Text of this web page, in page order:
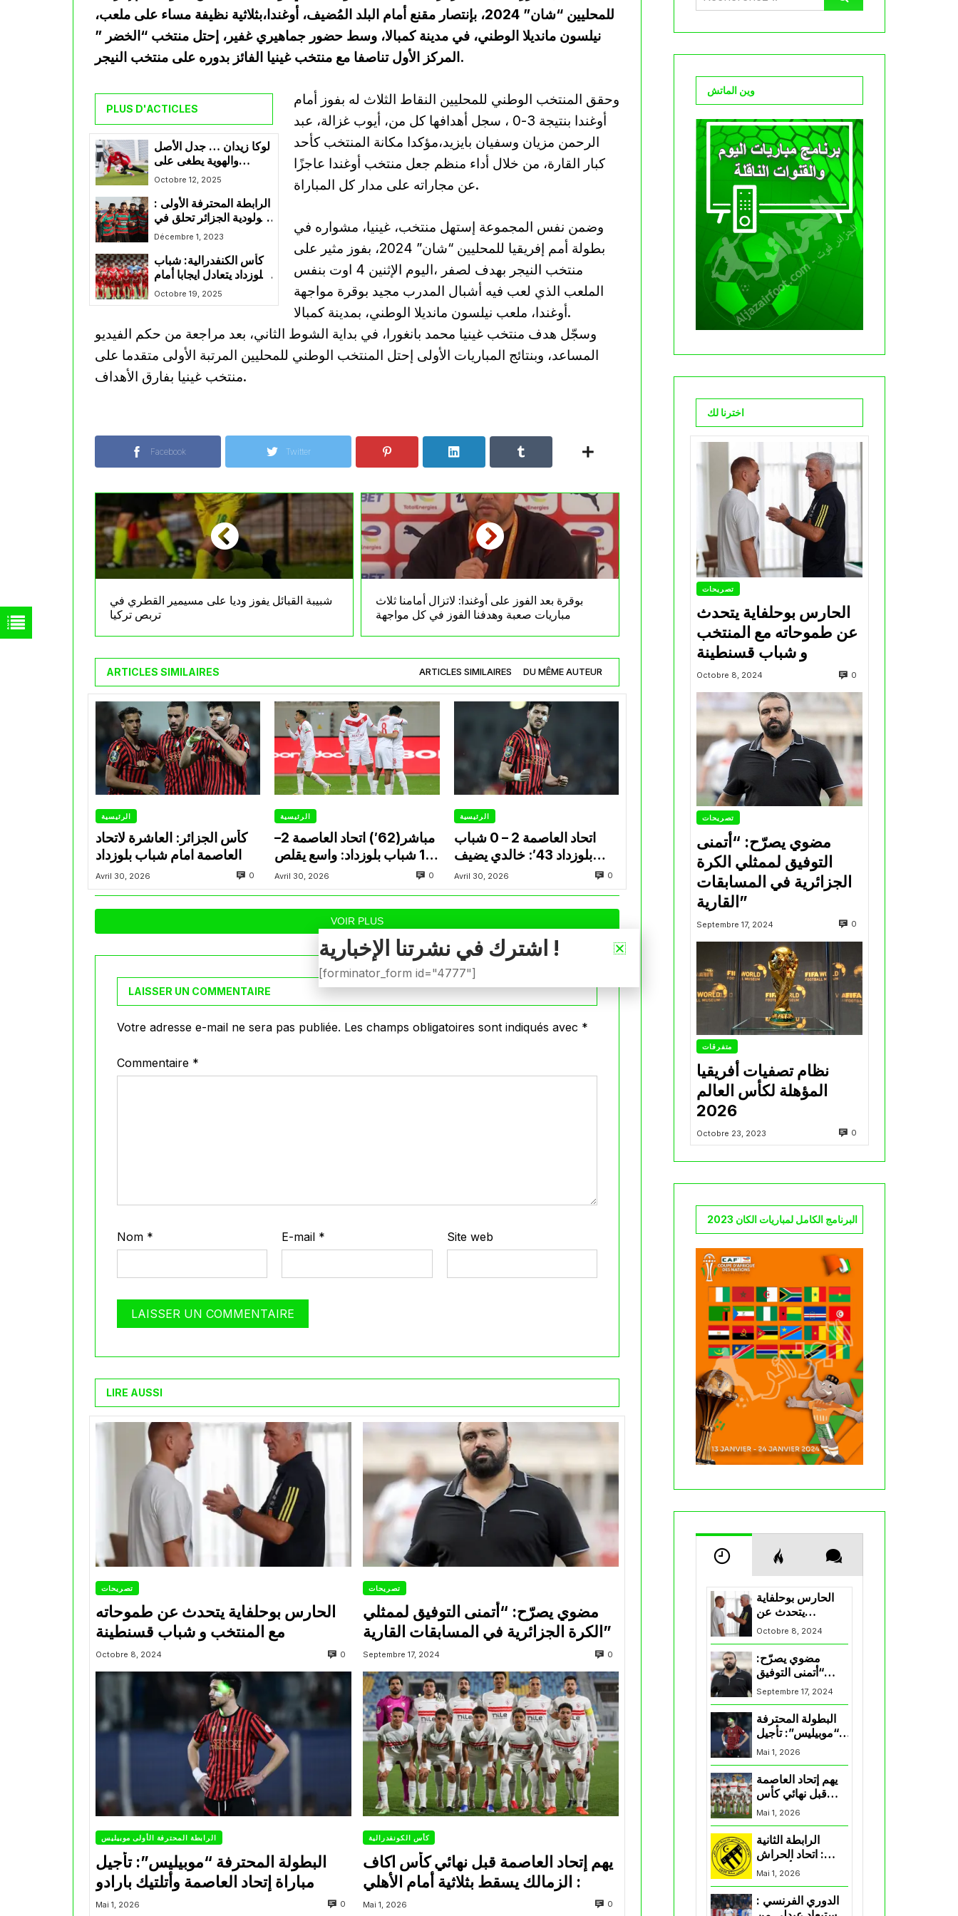
للمحليين “شان” 2024، بإنتصار مقنع أمام البلد المُضيف، أوغندا،بثلاثية نظيفة مساء على ملعب،
نيلسون مانديلا الوطني، في مدينة كمبالا، وسط حضور جماهيري غفير، إحتل منتخب “الخضر ”
المركز الأول تناصفا مع منتخب غينيا الفائز بدوره على منتخب النيجر.
PLUS D'ACTICLES
لوكا زيدان … جدل الأصل
والهوية يطغى على
الحديث الفني
Octobre 12, 2025
الرابطة المحترفة الأولى :
مولودية الجزائر تحلق في
صدارة الترتيب
Décembre 1, 2023
كأس الكنفدرالية: شباب
بلوزداد يتعادل ايجابا أمام
حافيا كوناكري الغيني
Octobre 19, 2025
وحقق المنتخب الوطني للمحليين النقاط الثلاث له بفوز أمام
أوغندا بنتيجة 3-0 ، سجل أهدافها كل من، أيوب غزالة، عبد
الرحمن مزيان وسفيان بايزيد،مؤكدا مكانة المنتخب كأحد
كبار القارة، من خلال أداء منظم جعل منتخب أوغندا عاجزًا
عن مجاراته على مدار كل المباراة.
وضمن نفس المجموعة إستهل منتخب، غينيا، مشواره في
بطولة أمم إفريقيا للمحليين “شان” 2024، بفوز مثير على
منتخب النيجر بهدف لصفر ،اليوم الإثنين 4 اوت بنفس
الملعب الذي لعب فيه أشبال المدرب مجيد بوقرة مواجهة
أوغندا، ملعب نيلسون مانديلا الوطني، بمدينة كمبالا.
وسجّل هدف منتخب غينيا محمد بانغورا، في بداية الشوط الثاني، بعد مراجعة من حكم الفيديو
المساعد، وبنتائج المباريات الأولى إحتل المنتخب الوطني للمحليين المرتبة الأولى متقدما على
منتخب غينيا بفارق الأهداف.
Facebook Twitter
شبيبة القبائل يفوز وديا على مسيمير القطري في
تربص تركيا
بوقرة بعد الفوز على أوغندا: لاتزال أمامنا ثلاث
مباريات صعبة وهدفنا الفوز في كل مواجهة
ARTICLES SIMILAIRES ARTICLES SIMILAIRES DU MÊME AUTEUR
الرئيسية
كأس الجزائر: العاشرة لاتحاد
العاصمة امام شباب بلوزداد
Avril 30, 2026 0
الرئيسية
مباشر(62′) اتحاد العاصمة 2–
1 شباب بلوزداد: واسع يقلص
النتيجة للشباب ويشعل النهائي
Avril 30, 2026 0
الرئيسية
اتحاد العاصمة 2 – 0 شباب
بلوزداد 43′: خالدي يضيف
الهدف الثاني لاتحاد العاصمة
Avril 30, 2026 0
VOIR PLUS
LAISSER UN COMMENTAIRE
Votre adresse e-mail ne sera pas publiée. Les champs obligatoires sont indiqués avec *
Commentaire *
Nom * E-mail * Site web
LIRE AUSSI
تصريحات
الحارس بوحلفاية يتحدث عن طموحاته
مع المنتخب و شباب قسنطينة
Octobre 8, 2024 0
تصريحات
مضوي يصرّح: “أتمنى التوفيق لممثلي
الكرة الجزائرية في المسابقات القارية”
Septembre 17, 2024 0
الرابطة المحترفة الأولى موبيليس
البطولة المحترفة “موبيليس”: تأجيل
مباراة إتحاد العاصمة وأتلتيك بارادو
Mai 1, 2026 0
كأس الكونفدرالية
يهم إتحاد العاصمة قبل نهائي كأس اكاف
Mai 1, 2026 0
وين الماتش
اخترنا لك
تصريحات
الحارس بوحلفاية يتحدث
عن طموحاته مع المنتخب
و شباب قسنطينة
Octobre 8, 2024 0
تصريحات
مضوي يصرّح: “أتمنى
التوفيق لممثلي الكرة
الجزائرية في المسابقات
القارية”
Septembre 17, 2024 0
متفرقات
نظام تصفيات أفريقيا
المؤهلة لكأس العالم
2026
Octobre 23, 2023 0
البرنامج الكامل لمباريات الكان 2023
الحارس بوحلفاية
يتحدث عن
طموحاته مع
المنتخب و شباب
قسنطينة
Octobre 8, 2024
مضوي يصرّح:
“أتمنى التوفيق
لممثلي الكرة
الجزائرية في
Septembre 17, 2024
البطولة المحترفة
“موبيليس”: تأجيل
مباراة إتحاد
العاصمة وأتلتيك
بارادو
Mai 1, 2026
يهم إتحاد العاصمة
قبل نهائي كأس
اكاف : الزمالك
يسقط بثلاثية أمام
Mai 1, 2026
الرابطة الثانية
: اتحاد الحراش
يحسم التأهل إلى
“البلاي أوف”
Mai 1, 2026
الدوري الفرنسي :
اشترك في نشرتنا الإخبارية !
[forminator_form id="4777"]